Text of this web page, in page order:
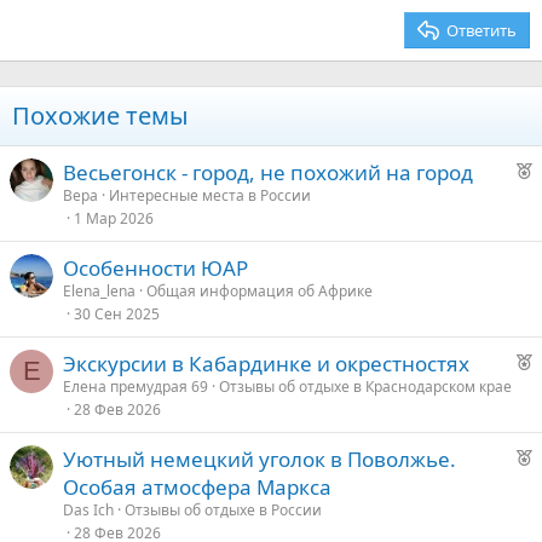
Ответить
Похожие темы
Р
о
Весьегонск - город, не похожий на город
Bepa
Интересные места в России
1 Мар 2026
Особенности ЮАР
Elena_lena Общая информация об Африке
30 Сен 2025
Е
Р
о
Экскурсии в Кабардинке и окрестностях
Елена премудрая 69 Отзывы об отдыхе в Краснодарском крае
28 Фев 2026
Р
Уютный немецкий уголок в Поволжье.
Особая атмосфера Маркса
Das Ich Отзывы об отдыхе в России
28 Фев 2026